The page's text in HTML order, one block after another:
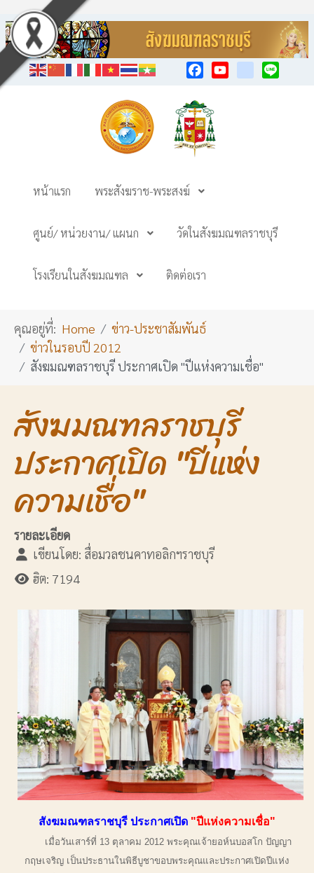
หน้าแรก พระสังฆราช-พระสงฆ์
ศูนย์/ หน่วยงาน/ แผนก วัดในสังฆมณฑลราชบุรี
โรงเรียนในสังฆมณฑล ติดต่อเรา
คุณอยู่ที่: Home
ข่าว-ประชาสัมพันธ์
ข่าวในรอบปี 2012
สังฆมณฑลราชบุรี ประกาศเปิด "ปีแห่งความเชื่อ"
สังฆมณฑลราชบุรี
ประกาศเปิด "ปีแห่ง
ความเชื่อ"
รายละเอียด
เขียนโดย: สื่อมวลชนคาทอลิกฯราชบุรี
ฮิต: 7194
สังฆมณฑลราชบุรี ประกาศเปิด "ปีแห่งความเชื่อ"
เมื่อวันเสาร์ที่ 13 ตุลาคม 2012 พระคุณเจ้ายอห์นบอสโก ปัญญา
กฤษเจริญ เป็นประธานในพิธีบูชาขอบพระคุณและประกาศเปิดปีแห่ง